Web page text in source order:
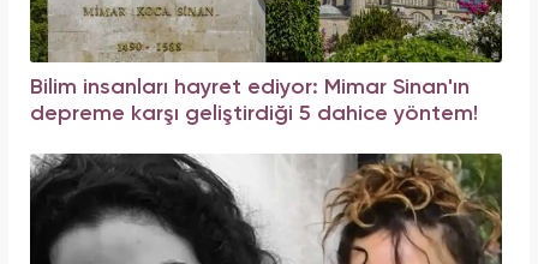
Bilim insanları hayret ediyor: Mimar Sinan'ın
depreme karşı geliştirdiği 5 dahice yöntem!